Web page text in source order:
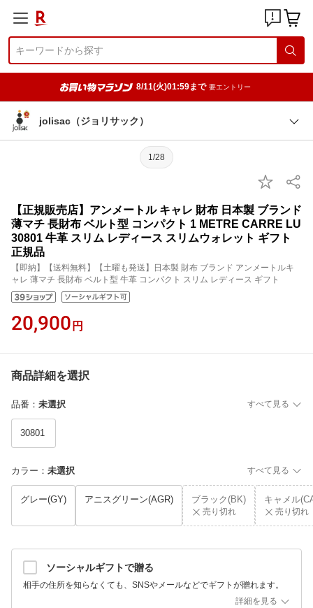
8/11(火)01:59まで 要エントリー
jolisac（ジョリサック）
1/28
【正規販売店】アンメートル キャレ 財布 日本製 ブランド
薄マチ 長財布 ベルト型 コンパクト 1 METRE CARRE LU
30801 牛革 スリム レディース スリムウォレット ギフト
正規品
【即納】【送料無料】【土曜も発送】日本製 財布 ブランド アンメートルキ
ャレ 薄マチ 長財布 ベルト型 牛革 コンパクト スリム レディース ギフト
20,900 円
商品詳細を選択
品番 ： 未選択 すべて見る
30801
カラー ： 未選択 すべて見る
グレー(GY) アニスグリーン(AGR) ブラック(BK)
売り切れ
キャメル
売り切れ
ソーシャルギフトで贈る
相手の住所を知らなくても、SNSやメールなどでギフトが贈れます。
詳細を見る